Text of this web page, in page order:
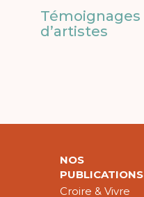
Témoignages
d’artistes
NOS
PUBLICATIONS
Croire & Vivre